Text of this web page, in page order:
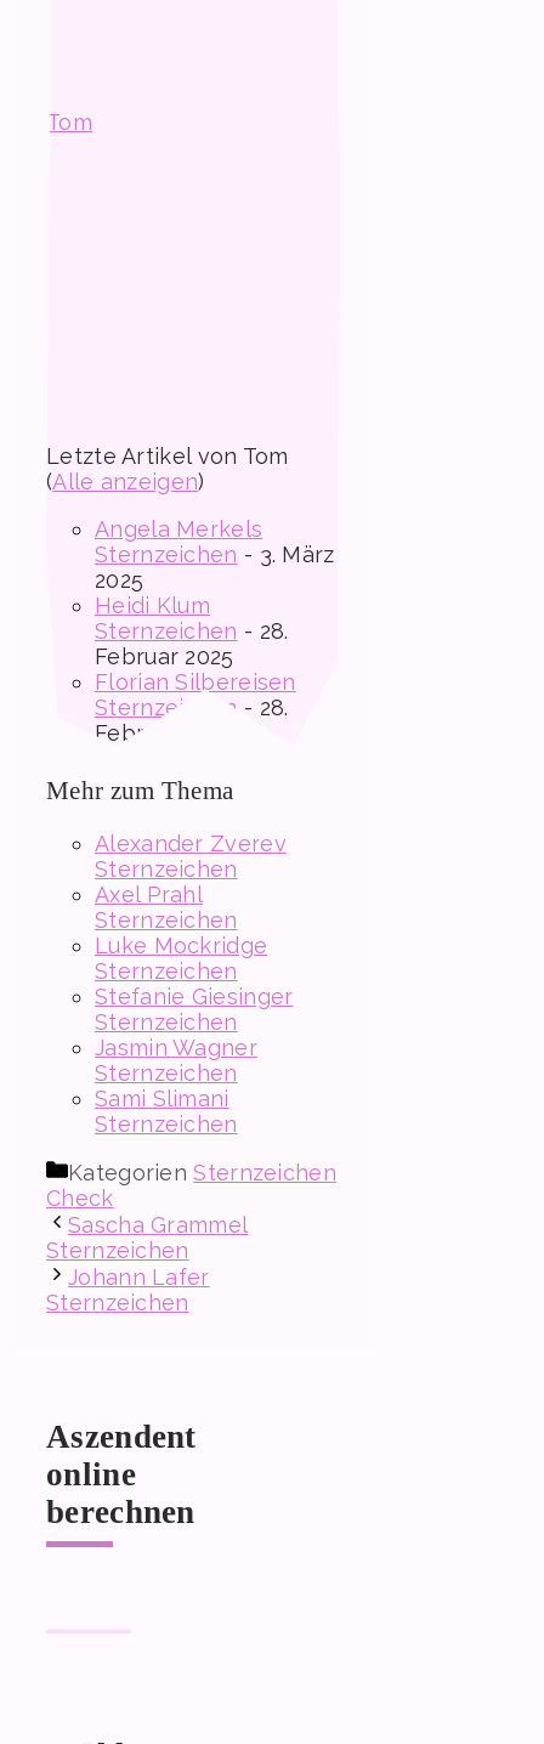
Tom
Letzte Artikel von Tom
(Alle anzeigen)
Angela Merkels
Sternzeichen - 3. März
2025
Heidi Klum
Sternzeichen - 28.
Februar 2025
Florian Silbereisen
Sternzeichen - 28.
Februar 2025
Mehr zum Thema
Alexander Zverev
Sternzeichen
Axel Prahl
Sternzeichen
Luke Mockridge
Sternzeichen
Stefanie Giesinger
Sternzeichen
Jasmin Wagner
Sternzeichen
Sami Slimani
Sternzeichen
KategorienSternzeichen
Check
Sascha Grammel
Sternzeichen
Johann Lafer
Sternzeichen
Aszendent
online
berechnen